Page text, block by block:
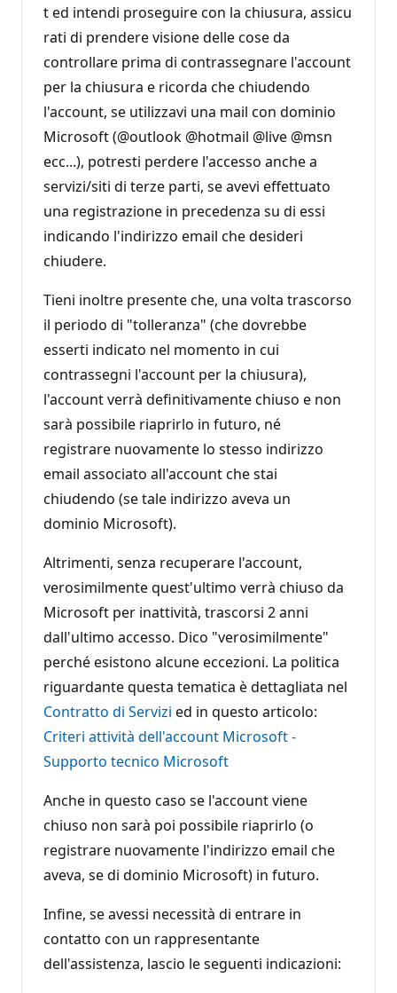
t ed intendi proseguire con la chiusura, assicu
rati di prendere visione delle cose da
controllare prima di contrassegnare l'account
per la chiusura e ricorda che chiudendo
l'account, se utilizzavi una mail con dominio
Microsoft (@outlook @hotmail @live @msn
ecc...), potresti perdere l'accesso anche a
servizi/siti di terze parti, se avevi effettuato
una registrazione in precedenza su di essi
indicando l'indirizzo email che desideri
chiudere.
Tieni inoltre presente che, una volta trascorso
il periodo di "tolleranza" (che dovrebbe
esserti indicato nel momento in cui
contrassegni l'account per la chiusura),
l'account verrà definitivamente chiuso e non
sarà possibile riaprirlo in futuro, né
registrare nuovamente lo stesso indirizzo
email associato all'account che stai
chiudendo (se tale indirizzo aveva un
dominio Microsoft).
Altrimenti, senza recuperare l'account,
verosimilmente quest'ultimo verrà chiuso da
Microsoft per inattività, trascorsi 2 anni
dall'ultimo accesso. Dico "verosimilmente"
perché esistono alcune eccezioni. La politica
riguardante questa tematica è dettagliata nel
Contratto di Servizi ed in questo articolo:
Criteri attività dell'account Microsoft -
Supporto tecnico Microsoft
Anche in questo caso se l'account viene
chiuso non sarà poi possibile riaprirlo (o
registrare nuovamente l'indirizzo email che
aveva, se di dominio Microsoft) in futuro.
Infine, se avessi necessità di entrare in
contatto con un rappresentante
dell'assistenza, lascio le seguenti indicazioni: